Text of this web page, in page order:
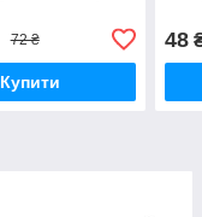
72 ₴
Купити
48